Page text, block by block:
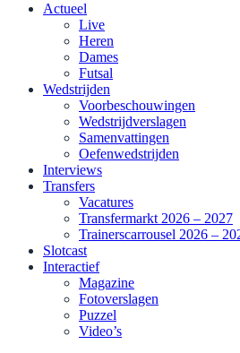
Actueel
Live
Heren
Dames
Futsal
Wedstrijden
Voorbeschouwingen
Wedstrijdverslagen
Samenvattingen
Oefenwedstrijden
Interviews
Transfers
Vacatures
Transfermarkt 2026 – 2027
Trainerscarrousel 2026 –
Slotcast
Interactief
Magazine
Fotoverslagen
Puzzel
Video’s